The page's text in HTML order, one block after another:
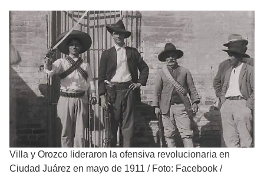
Villa y Orozco lideraron la ofensiva revolucionaria en
Ciudad Juárez en mayo de 1911 / Foto: Facebook /